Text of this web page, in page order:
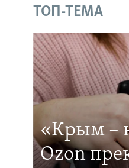
ТОП-ТЕМА
«Крым –
Ozon